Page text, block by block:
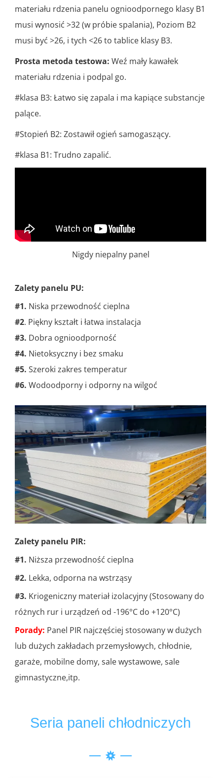
materiału rdzenia panelu ognioodpornego klasy B1
musi wynosić >32 (w próbie spalania), Poziom B2
musi być >26, i tych <26 to tablice klasy B3.
Prosta metoda testowa: Weź mały kawałek
materiału rdzenia i podpal go.
#klasa B3: Łatwo się zapala i ma kapiące substancje
palące.
#Stopień B2: Zostawił ogień samogaszący.
#klasa B1: Trudno zapalić.
Nigdy niepalny panel
Zalety panelu PU:
#1. Niska przewodność cieplna
#2. Piękny kształt i łatwa instalacja
#3. Dobra ognioodporność
#4. Nietoksyczny i bez smaku
#5. Szeroki zakres temperatur
#6. Wodoodporny i odporny na wilgoć
Zalety panelu PIR:
#1. Niższa przewodność cieplna
#2. Lekka, odporna na wstrząsy
#3. Kriogeniczny materiał izolacyjny (Stosowany do
różnych rur i urządzeń od -196°C do +120°C)
Porady: Panel PIR najczęściej stosowany w dużych
lub dużych zakładach przemysłowych, chłodnie,
garaże, mobilne domy, sale wystawowe, sale
gimnastyczne,itp.
Seria paneli chłodniczych